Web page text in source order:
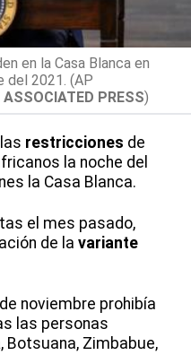
en la Casa Blanca en
del 2021. (AP
ASSOCIATED PRESS)
restricciones de
la noche del
la Casa Blanca.
el mes pasado,
de la variante
noviembre prohibía
las personas
, Botsuana, Zimbabue,